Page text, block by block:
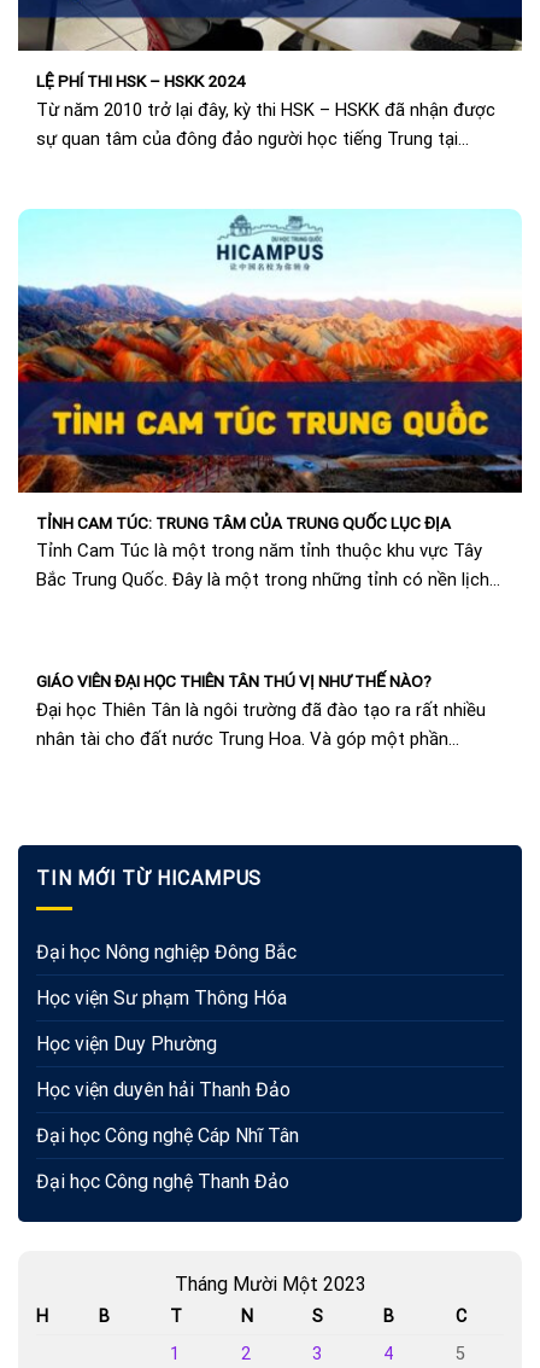
LỆ PHÍ THI HSK – HSKK 2024
Từ năm 2010 trở lại đây, kỳ thi HSK – HSKK đã nhận được
sự quan tâm của đông đảo người học tiếng Trung tại...
TỈNH CAM TÚC: TRUNG TÂM CỦA TRUNG QUỐC LỤC ĐỊA
Tỉnh Cam Túc là một trong năm tỉnh thuộc khu vực Tây
Bắc Trung Quốc. Đây là một trong những tỉnh có nền lịch
GIÁO VIÊN ĐẠI HỌC THIÊN TÂN THÚ VỊ NHƯ THẾ NÀO?
Đại học Thiên Tân là ngôi trường đã đào tạo ra rất nhiều
nhân tài cho đất nước Trung Hoa. Và góp một phần
TIN MỚI TỪ HICAMPUS
Đại học Nông nghiệp Đông Bắc
Học viện Sư phạm Thông Hóa
Học viện Duy Phường
Học viện duyên hải Thanh Đảo
Đại học Công nghệ Cáp Nhĩ Tân
Đại học Công nghệ Thanh Đảo
Tháng Mười Một 2023
H B T N S B
C
1
2 3 4
5